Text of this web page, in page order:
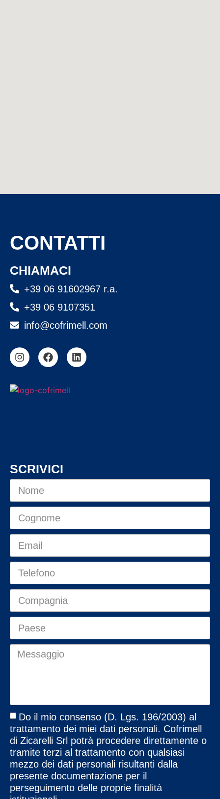
CONTATTI
CHIAMACI
+39 06 91602967 r.a.
+39 06 9107351
info@cofrimell.com
SCRIVICI
Do il mio consenso (D. Lgs. 196/2003) al
trattamento dei miei dati personali. Cofrimell
di Zicarelli Srl potrà procedere direttamente o
tramite terzi al trattamento con qualsiasi
mezzo dei dati personali risultanti dalla
presente documentazione per il
perseguimento delle proprie finalità